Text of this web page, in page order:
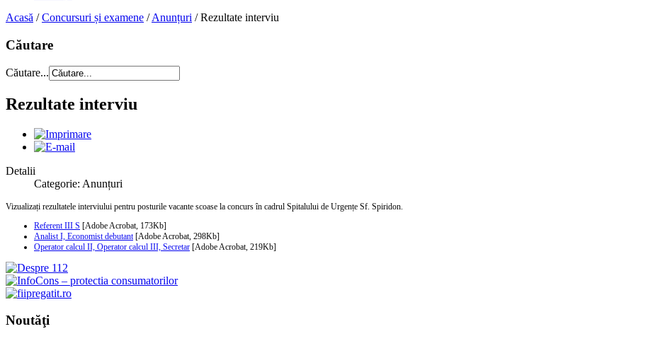
Acasă /Concursuri și examene /Anunțuri /Rezultate interviu
Căutare
Căutare...
Rezultate interviu
Detalii
Categorie: Anunțuri
Vizualizați rezultatele interviului pentru posturile vacante scoase la concurs în cadrul Spitalului de Urgențe Sf. Spiridon.
Referent III S [Adobe Acrobat, 173Kb]
Analist I, Economist debutant[Adobe Acrobat, 298Kb]
Operator calcul II, Operator calcul III, Secretar [Adobe Acrobat, 219Kb]
Noutăţi